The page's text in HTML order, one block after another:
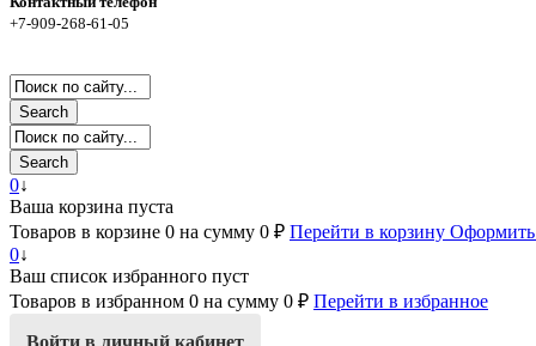
+7-909-268-61-05
Search
Search
0↓
Ваша корзина пуста
Товаров в корзине 0 на сумму 0 ₽ Перейти в корзину Оформить
0↓
Ваш список избранного пуст
Товаров в избранном 0 на сумму 0 ₽ Перейти в избранное
Войти в личный кабинет